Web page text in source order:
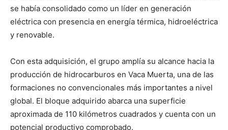
se había consolidado como un líder en generación
eléctrica con presencia en energía térmica, hidroeléctrica
y renovable.
Con esta adquisición, el grupo amplía su alcance hacia la
producción de hidrocarburos en Vaca Muerta, una de las
formaciones no convencionales más importantes a nivel
global. El bloque adquirido abarca una superficie
aproximada de 110 kilómetros cuadrados y cuenta con un
potencial productivo comprobado.